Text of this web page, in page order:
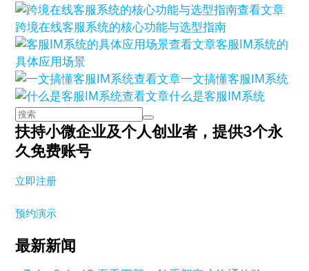
查看文章
跨境在线客服系统的核心功能与选型指南
查看文章客服IM系统的
具体应用场景
查看文章一文搞懂客服IM系统
查看文章什么是客服IM系统
扶持小微企业及个人创业者，提供3个永
久免费账号
立即注册
预约演示
最新新闻